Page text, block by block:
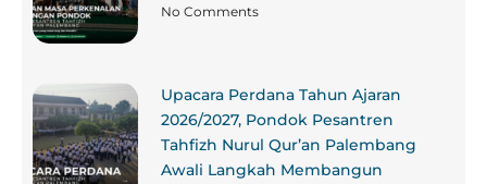
No Comments
Upacara Perdana Tahun Ajaran
2026/2027, Pondok Pesantren
Tahfizh Nurul Qur’an Palembang
Awali Langkah Membangun